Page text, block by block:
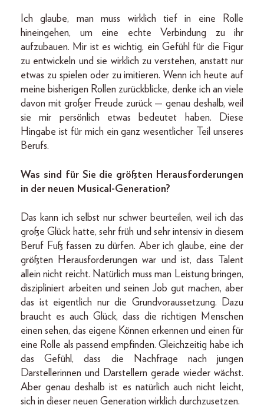
Ich glaube, man muss wirklich tief in eine Rolle
hineingehen, um eine echte Verbindung zu ihr
aufzubauen. Mir ist es wichtig, ein Gefühl für die Figur
zu entwickeln und sie wirklich zu verstehen, anstatt nur
etwas zu spielen oder zu imitieren. Wenn ich heute auf
meine bisherigen Rollen zurückblicke, denke ich an viele
davon mit großer Freude zurück — genau deshalb, weil
sie mir persönlich etwas bedeutet haben. Diese
Hingabe ist für mich ein ganz wesentlicher Teil unseres
Berufs.
Was sind für Sie die größten Herausforderungen
in der neuen Musical-Generation?
Das kann ich selbst nur schwer beurteilen, weil ich das
große Glück hatte, sehr früh und sehr intensiv in diesem
Beruf Fuß fassen zu dürfen. Aber ich glaube, eine der
größten Herausforderungen war und ist, dass Talent
allein nicht reicht. Natürlich muss man Leistung bringen,
diszipliniert arbeiten und seinen Job gut machen, aber
das ist eigentlich nur die Grundvoraussetzung. Dazu
braucht es auch Glück, dass die richtigen Menschen
einen sehen, das eigene Können erkennen und einen für
eine Rolle als passend empfinden. Gleichzeitig habe ich
das Gefühl, dass die Nachfrage nach jungen
Darstellerinnen und Darstellern gerade wieder wächst.
Aber genau deshalb ist es natürlich auch nicht leicht,
sich in dieser neuen Generation wirklich durchzusetzen.